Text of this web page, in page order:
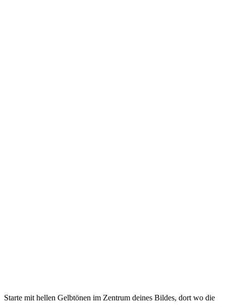
Starte mit hellen Gelbtönen im Zentrum deines Bildes, dort wo die